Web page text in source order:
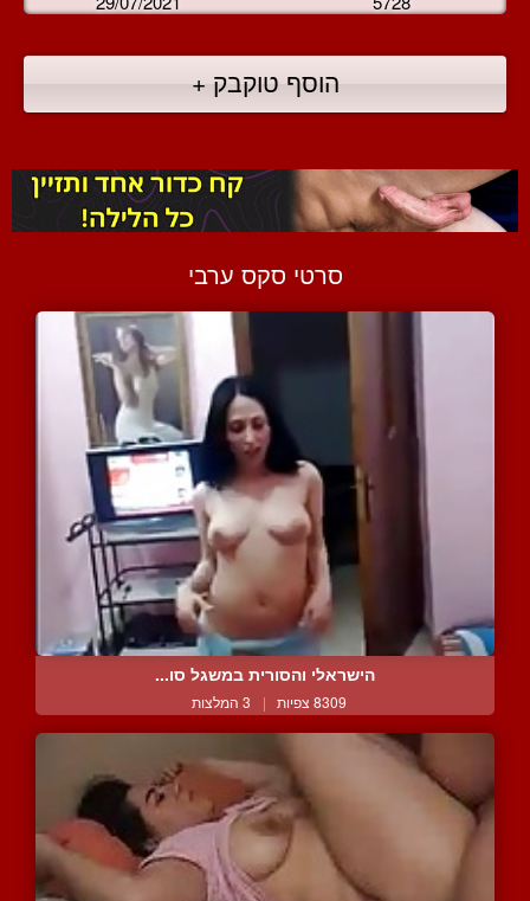
הוסף טוקבק +
סרטי סקס ערבי
הישראלי והסורית במשגל סו...
8309 צפיות | 3 המלצות